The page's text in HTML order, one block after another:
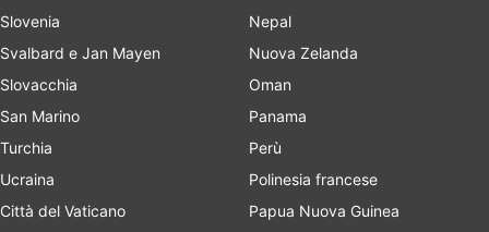
Slovenia
Svalbard e Jan Mayen
Slovacchia
San Marino
Turchia
Ucraina
Città del Vaticano
Nepal
Nuova Zelanda
Oman
Panama
Perù
Polinesia francese
Papua Nuova Guinea